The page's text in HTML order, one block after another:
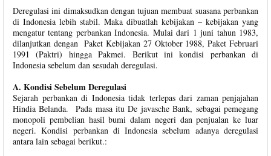
Deregulasi ini dimaksudkan dengan tujuan membuat suasana perbankan
di Indonesia lebih stabil. Maka dibuatlah kebijakan – kebijakan yang
mengatur tentang perbankan Indonesia. Mulai dari 1 juni tahun 1983,
dilanjutkan dengan Paket Kebijakan 27 Oktober 1988, Paket Februari
1991 (Paktri) hingga Pakmei. Berikut ini kondisi perbankan di
Indonesia sebelum dan sesudah deregulasi.
A. Kondisi Sebelum Deregulasi
Sejarah perbankan di Indonesia tidak terlepas dari zaman penjajahan
Hindia Belanda. Pada masa itu De javasche Bank, sebagai pemegang
monopoli pembelian hasil bumi dalam negeri dan penjualan ke luar
negeri. Kondisi perbankan di Indonesia sebelum adanya deregulasi
antara lain sebagai berikut.: